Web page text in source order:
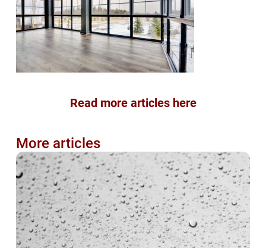
Read more articles here
More articles